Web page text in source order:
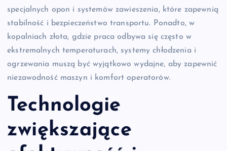
specjalnych opon i systemów zawieszenia, które zapewnią
stabilność i bezpieczeństwo transportu. Ponadto, w
kopalniach złota, gdzie praca odbywa się często w
ekstremalnych temperaturach, systemy chłodzenia i
ogrzewania muszą być wyjątkowo wydajne, aby zapewnić
niezawodność maszyn i komfort operatorów.
Technologie
zwiększające